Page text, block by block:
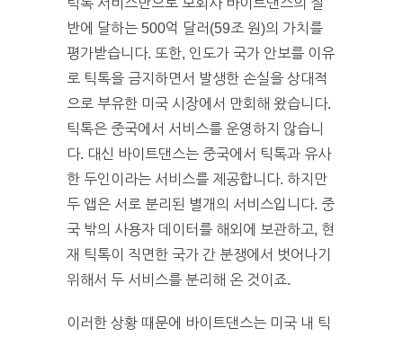
반에 달하는 500억 달러(59조 원)의 가치를
평가받습니다. 또한, 인도가 국가 안보를 이유
로 틱톡을 금지하면서 발생한 손실을 상대적
으로 부유한 미국 시장에서 만회해 왔습니다.
틱톡은 중국에서 서비스를 운영하지 않습니
다. 대신 바이트댄스는 중국에서 틱톡과 유사
한 두인이라는 서비스를 제공합니다. 하지만
두 앱은 서로 분리된 별개의 서비스입니다. 중
국 밖의 사용자 데이터를 해외에 보관하고, 현
재 틱톡이 직면한 국가 간 분쟁에서 벗어나기
위해서 두 서비스를 분리해 온 것이죠.
이러한 상황 때문에 바이트댄스는 미국 내 틱